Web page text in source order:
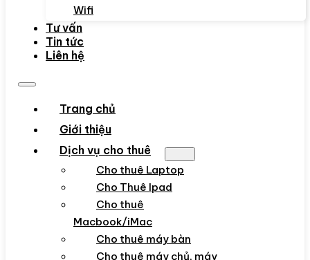
Wifi
Tư vấn
Tin tức
Liên hệ
Trang chủ
Giới thiệu
Dịch vụ cho thuê
Cho thuê Laptop
Cho Thuê Ipad
Cho thuê
Macbook/iMac
Cho thuê máy bàn
Cho thuê máy chủ, máy